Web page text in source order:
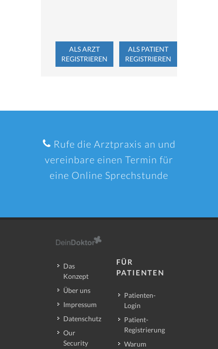
ALS ARZT
REGISTRIEREN
ALS PATIENT
REGISTRIEREN
Rufe die Arztpraxis an und
vereinbare einen Termin für
eine Online Sprechstunde
Das
Konzept
Über uns
Impressum
Datenschutz
Our
Security
FÜR
PATIENTEN
Patienten-
Login
Patient-
Registrierung
Warum